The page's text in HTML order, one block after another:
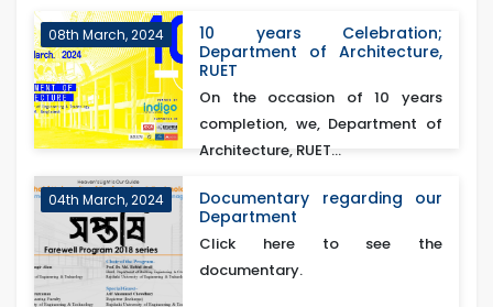
08th March, 2024
10 years Celebration;
Department of Architecture,
RUET
On the occasion of 10 years
completion, we, Department of
Architecture, RUET...
04th March, 2024
Documentary regarding our
Department
Click here to see the
documentary.